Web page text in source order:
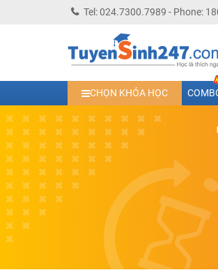
Tel: 024.7300.7989 - Phone:
CHỌN KHÓA HỌC
Học trực tuyến lớp 10 các môn
Học online trực tuyến cấp
Học online lớp 5 cùng thầy cô
Học online lớp 7 cùng thầy cô
Học online lớp 6 cùng thầy cô
Học online lớp 8 cùng thầy cô
2K13! Bứt Phá Lớp 5 Năm Học
Học online lớp 4 cùng thầy cô